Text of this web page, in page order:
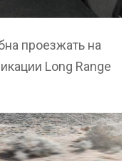
проезжать на
Long Range